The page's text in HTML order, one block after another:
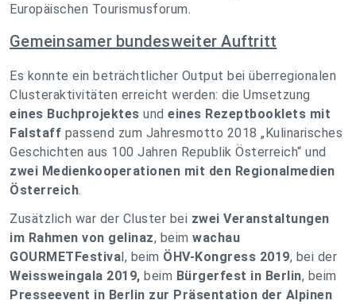
Europäischen Tourismusforum.
Gemeinsamer bundesweiter Auftritt
Es konnte ein beträchtlicher Output bei überregionalen
Clusteraktivitäten erreicht werden: die Umsetzung
eines Buchprojektes und eines Rezeptbooklets mit
Falstaff passend zum Jahresmotto 2018 „Kulinarisches
Geschichten aus 100 Jahren Republik Österreich“ und
zwei Medienkooperationen mit den Regionalmedien
Österreich.
Zusätzlich war der Cluster bei zwei Veranstaltungen
im Rahmen von gelinaz, beim wachau
GOURMETFestiva l, beim ÖHV-Kongress 2019, bei der
Weissweingala 2019, beim Bürgerfest in Berlin, beim
Presseevent in Berlin zur Präsentation der Alpinen